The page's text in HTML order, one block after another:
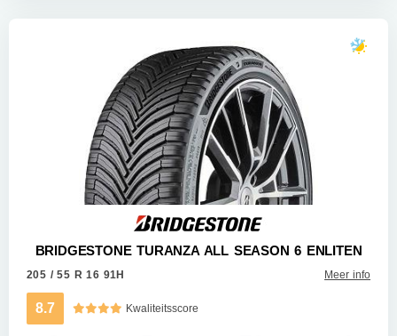
BRIDGESTONE TURANZA ALL SEASON 6 ENLITEN
205 / 55 R 16 91H Meer info
8.7 Kwaliteitsscore